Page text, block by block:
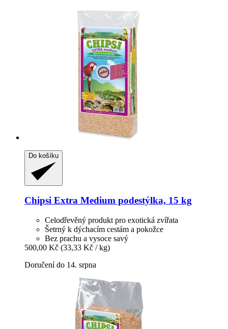
Do košíku
Chipsi Extra Medium podestýlka, 15 kg
Celodřevěný produkt pro exotická zvířata
Šetrný k dýchacím cestám a pokožce
Bez prachu a vysoce savý
500,00 Kč (33,33 Kč / kg)
Doručení do 14. srpna